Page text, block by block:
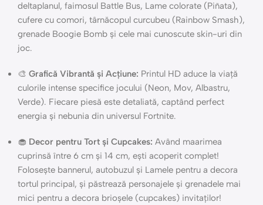
deltaplanul, faimosul Battle Bus, Lame colorate (Piñata),
cufere cu comori, târnăcopul curcubeu (Rainbow Smash),
grenade Boogie Bomb și cele mai cunoscute skin-uri din
joc.
🎨 Grafică Vibrantă și Acțiune: Printul HD aduce la viață
culorile intense specifice jocului (Neon, Mov, Albastru,
Verde). Fiecare piesă este detaliată, captând perfect
energia și nebunia din universul Fortnite.
🧁 Decor pentru Tort și Cupcakes: Având maarimea
cuprinsă între 6 cm și 14 cm, ești acoperit complet!
Folosește bannerul, autobuzul și Lamele pentru a decora
tortul principal, și păstrează personajele și grenadele mai
mici pentru a decora brioșele (cupcakes) invitaților!